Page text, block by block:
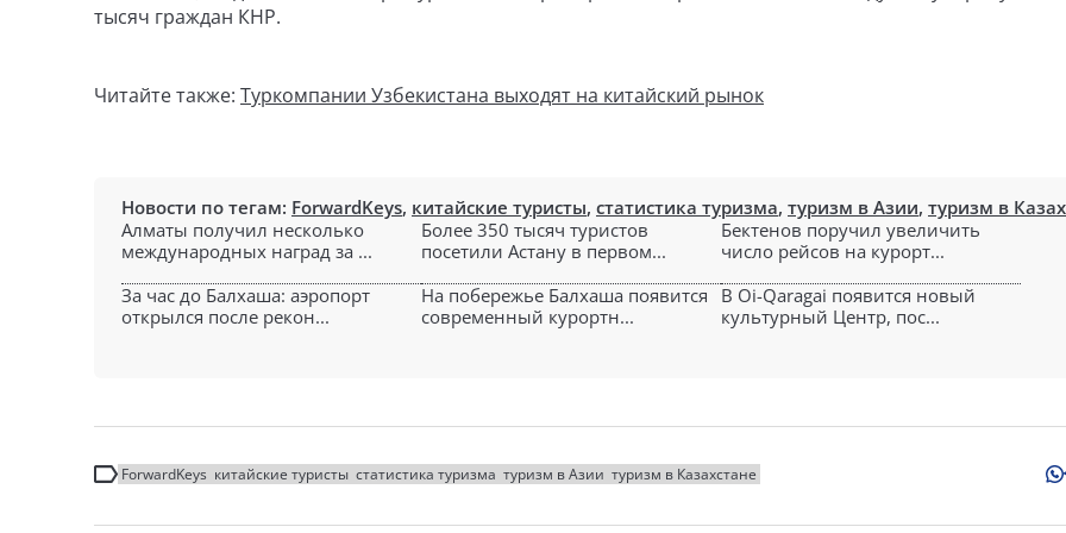
тысяч граждан КНР.
Читайте также: Туркомпании Узбекистана выходят на китайский рынок
Новости по тегам: ForwardKeys, китайские туристы, статистика туризма, туризм в Азии, туризм в
Алматы получил несколько
международных наград за ...
Более 350 тысяч туристов
посетили Астану в первом...
Бектенов поручил увеличить
число рейсов на курорт...
За час до Балхаша: аэропорт
открылся после рекон...
На побережье Балхаша появится
современный курортн...
В Oi-Qaragai появится новый
культурный Центр, пос...
ForwardKeys китайские туристы статистика туризма туризм в Азии туризм в Казахстане